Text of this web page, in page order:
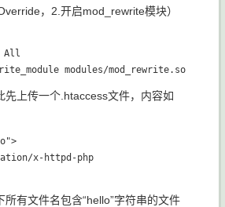
，2.开启mod_rewrite模块）
All
先上传一个.htaccess文件，内容如
x-httpd-php
有文件名包含“hello”字符串的文件